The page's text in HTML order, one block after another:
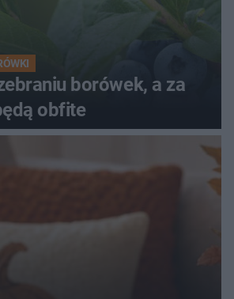
borówek, a za
obfite